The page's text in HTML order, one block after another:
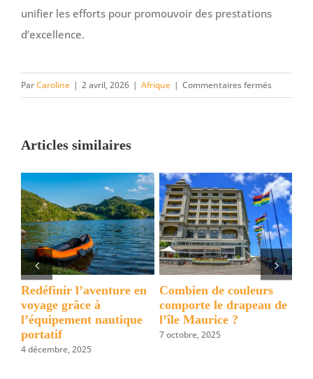
unifier les efforts pour promouvoir des prestations
d’excellence.
ParCaroline | 2 avril, 2026 | Afrique | Commentaires ferméssur
Comment
capitale
de
la
?
Articles similaires
14 lieux incontournables
à visiter à Tanger (en
une journée)
21 août, 2025
Visiter La Réunion en
août, les endroits à ne
pas manquer cet été
18 août, 2025